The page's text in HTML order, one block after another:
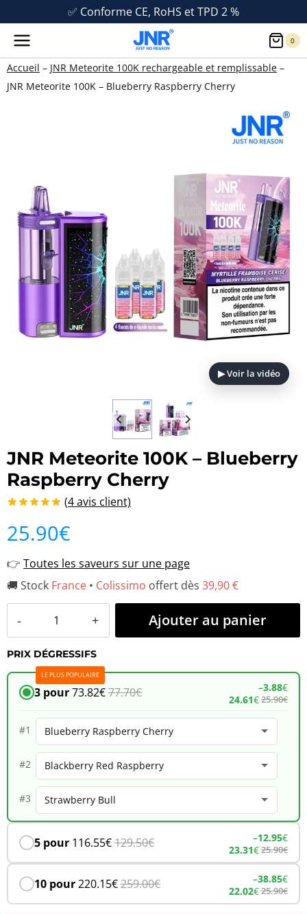
contenu
🔞 Vente interdite aux moins de 18 ans
0
Accueil – JNR Meteorite 100K rechargeable et remplissable –
JNR Meteorite 100K – Blueberry Raspberry Cherry
▶ Voir la vidéo
JNR Meteorite 100K – Blueberry
Raspberry Cherry
sur 5 basé
sur
client
(4avis client)
25.90€
👉 Toutes les saveurs sur une page
🚚 Stock France • Colissimo offert dès 39,90 €
de
JNR
Meteorite
100K
Blueberry
Raspberry
Cherry
Ajouter au panier
PRIX DÉGRESSIFS
LE PLUS POPULAIRE
3 pour73.82€77.70€ –3.88€
24.61€25.90€
#1
#2
#3
5 pour 116.55€129.50€ –12.95€
23.31€25.90€
10 pour220.15€259.00€ –38.85€
22.02€25.90€